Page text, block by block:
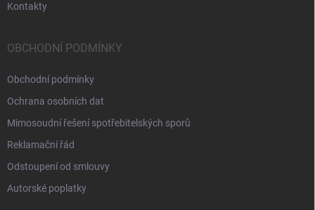
Kontakty
OBCHODNÍ PODMÍNKY
Obchodní podmínky
Ochrana osobních dat
Mimosoudní řešení spotřebitelských sporů
Reklamační řád
Odstoupení od smlouvy
Autorské poplatky